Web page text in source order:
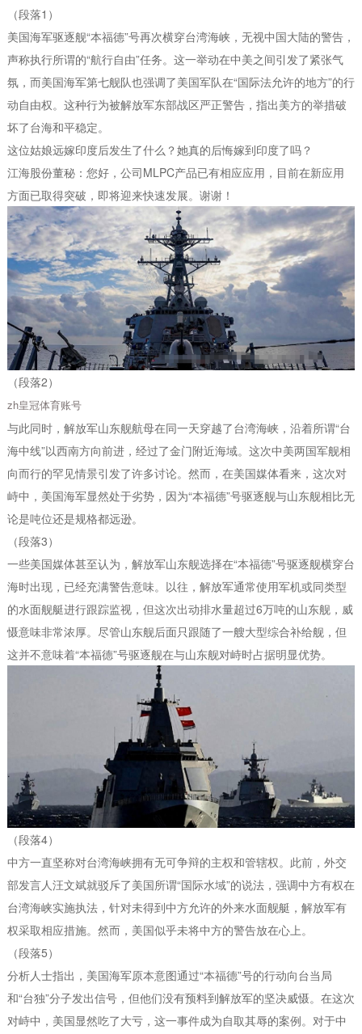
（段落1）
美国海军驱逐舰“本福德”号再次横穿台湾海峡，无视中国大陆的警告，
声称执行所谓的“航行自由”任务。这一举动在中美之间引发了紧张气
氛，而美国海军第七舰队也强调了美国军队在“国际法允许的地方”的行
动自由权。这种行为被解放军东部战区严正警告，指出美方的举措破
坏了台海和平稳定。
这位姑娘远嫁印度后发生了什么？她真的后悔嫁到印度了吗？
江海股份董秘：您好，公司MLPC产品已有相应应用，目前在新应用
方面已取得突破，即将迎来快速发展。谢谢！
（段落2）
zh皇冠体育账号
与此同时，解放军山东舰航母在同一天穿越了台湾海峡，沿着所谓“台
海中线”以西南方向前进，经过了金门附近海域。这次中美两国军舰相
向而行的罕见情景引发了许多讨论。然而，在美国媒体看来，这次对
峙中，美国海军显然处于劣势，因为“本福德”号驱逐舰与山东舰相比无
论是吨位还是规格都远逊。
（段落3）
一些美国媒体甚至认为，解放军山东舰选择在“本福德”号驱逐舰横穿台
海时出现，已经充满警告意味。以往，解放军通常使用军机或同类型
的水面舰艇进行跟踪监视，但这次出动排水量超过6万吨的山东舰，威
慑意味非常浓厚。尽管山东舰后面只跟随了一艘大型综合补给舰，但
这并不意味着“本福德”号驱逐舰在与山东舰对峙时占据明显优势。
（段落4）
中方一直坚称对台湾海峡拥有无可争辩的主权和管辖权。此前，外交
部发言人汪文斌就驳斥了美国所谓“国际水域”的说法，强调中方有权在
台湾海峡实施执法，针对未得到中方允许的外来水面舰艇，解放军有
权采取相应措施。然而，美国似乎未将中方的警告放在心上。
（段落5）
分析人士指出，美国海军原本意图通过“本福德”号的行动向台当局
和“台独”分子发出信号，但他们没有预料到解放军的坚决威慑。在这次
对峙中，美国显然吃了大亏，这一事件成为自取其辱的案例。对于中